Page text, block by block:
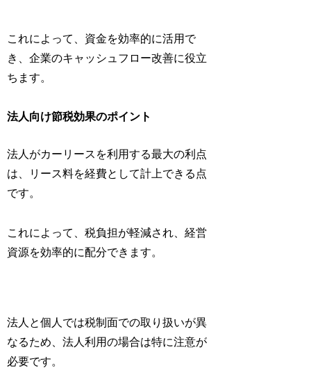
これによって、資金を効率的に活用で
き、企業のキャッシュフロー改善に役立
ちます。
法人向け節税効果のポイント
法人がカーリースを利用する最大の利点
は、リース料を経費として計上できる点
です。
これによって、税負担が軽減され、経営
資源を効率的に配分できます。
法人と個人では税制面での取り扱いが異
なるため、法人利用の場合は特に注意が
必要です。